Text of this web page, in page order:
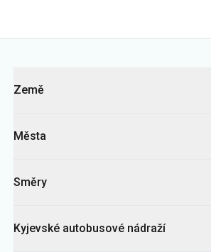
Země
Města
Směry
Kyjevské autobusové nádraží